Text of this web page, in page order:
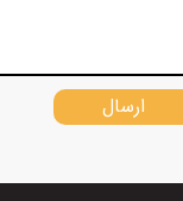
ارسال